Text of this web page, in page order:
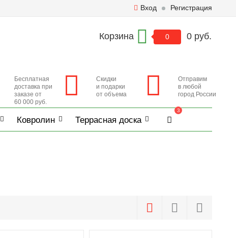
Вход Регистрация
Корзина 0 0 руб.
Бесплатная
доставка при
заказе от
60 000 руб.
Скидки
и подарки
от объема
Отправим
в любой
город России
Ковролин Террасная доска
3